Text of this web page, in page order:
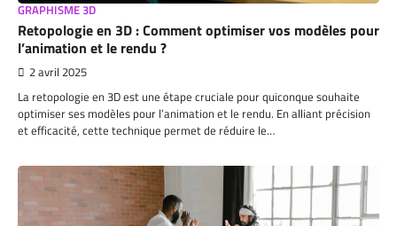
GRAPHISME 3D
Retopologie en 3D : Comment optimiser vos modèles pour
l’animation et le rendu ?
2 avril 2025
La retopologie en 3D est une étape cruciale pour quiconque souhaite
optimiser ses modèles pour l’animation et le rendu. En alliant précision
et efficacité, cette technique permet de réduire le…